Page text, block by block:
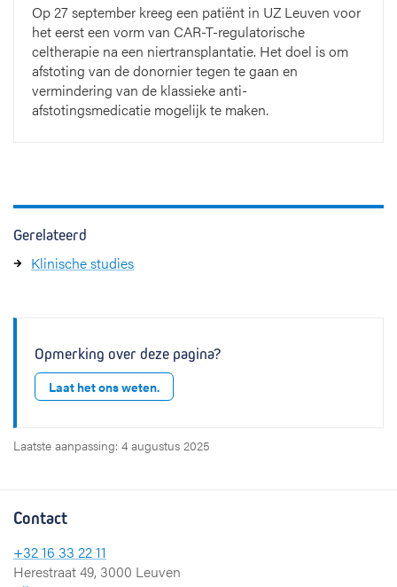
Op 27 september kreeg een patiënt in UZ Leuven voor
het eerst een vorm van CAR-T-regulatorische
celtherapie na een niertransplantatie. Het doel is om
afstoting van de donornier tegen te gaan en
vermindering van de klassieke anti-
afstotingsmedicatie mogelijk te maken.
Gerelateerd
Klinische studies
Opmerking over deze pagina?
Laat het ons weten.
Laatste aanpassing: 4 augustus 2025
Contact
+32 16 33 22 11
Herestraat 49, 3000 Leuven